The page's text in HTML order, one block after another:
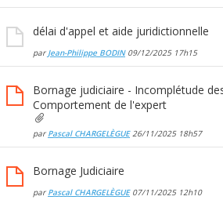
délai d'appel et aide juridictionnelle
par Jean-Philippe BODIN09/12/2025 17h15
Bornage judiciaire - Incomplétude
Comportement de l'expert
par Pascal CHARGELÈGUE26/11/2025 18h57
Bornage Judiciaire
par Pascal CHARGELÈGUE07/11/2025 12h10